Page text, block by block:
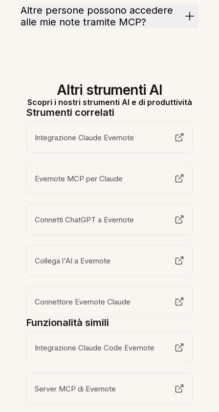
Altre persone possono accedere
alle mie note tramite MCP?
Altri strumenti AI
Scopri i nostri strumenti AI e di produttività
Strumenti correlati
Integrazione Claude Evernote
Evernote MCP per Claude
Connetti ChatGPT a Evernote
Collega l'AI a Evernote
Connettore Evernote Claude
Funzionalità simili
Integrazione Claude Code Evernote
Server MCP di Evernote